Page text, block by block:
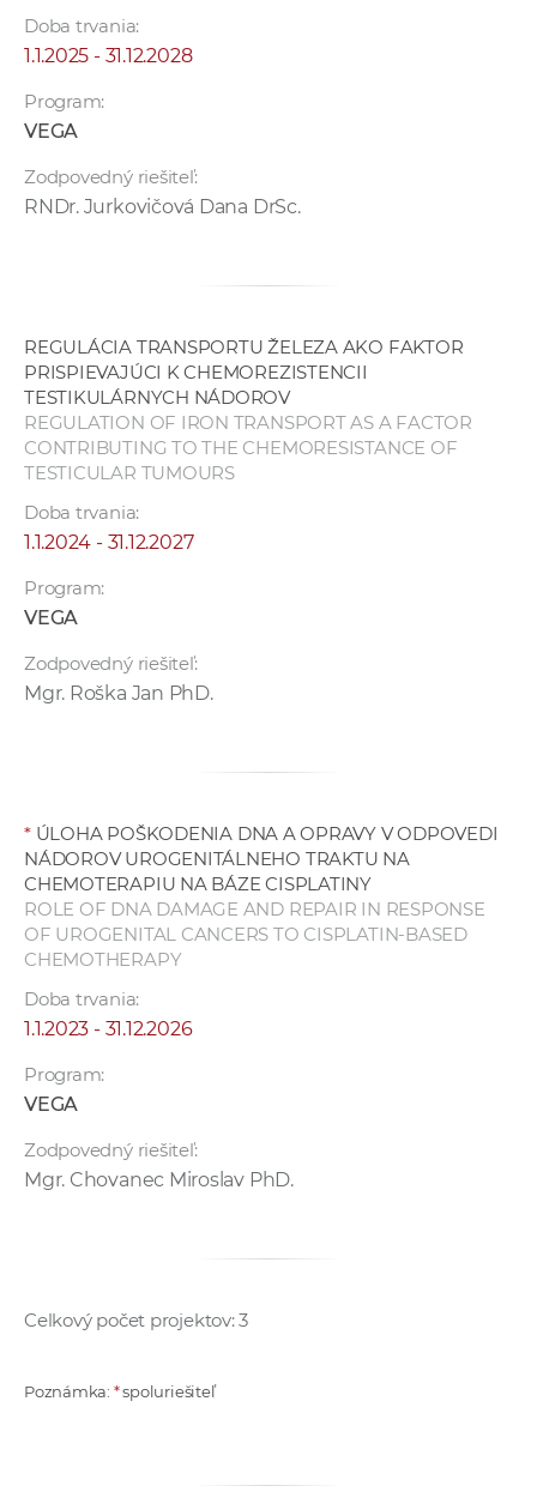
v
k
Doba trvania:
1.1.2025 - 31.12.2028
Program:
VEGA
Zodpovedný riešiteľ:
RNDr. Jurkovičová Dana DrSc.
REGULÁCIA TRANSPORTU ŽELEZA AKO FAKTOR
PRISPIEVAJÚCI K CHEMOREZISTENCII
TESTIKULÁRNYCH NÁDOROV
REGULATION OF IRON TRANSPORT AS A FACTOR
CONTRIBUTING TO THE CHEMORESISTANCE OF
TESTICULAR TUMOURS
Doba trvania:
1.1.2024 - 31.12.2027
Program:
VEGA
Zodpovedný riešiteľ:
Mgr. Roška Jan PhD.
*ÚLOHA POŠKODENIA DNA A OPRAVY V ODPOVEDI
NÁDOROV UROGENITÁLNEHO TRAKTU NA
CHEMOTERAPIU NA BÁZE CISPLATINY
ROLE OF DNA DAMAGE AND REPAIR IN RESPONSE
OF UROGENITAL CANCERS TO CISPLATIN-BASED
CHEMOTHERAPY
Doba trvania:
1.1.2023 - 31.12.2026
Program:
VEGA
Zodpovedný riešiteľ:
Mgr. Chovanec Miroslav PhD.
Celkový počet projektov: 3
Poznámka: *spoluriešiteľ